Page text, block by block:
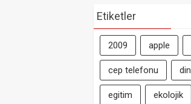
Etiketler
2009 apple
cep telefonu
egitim ekolojik